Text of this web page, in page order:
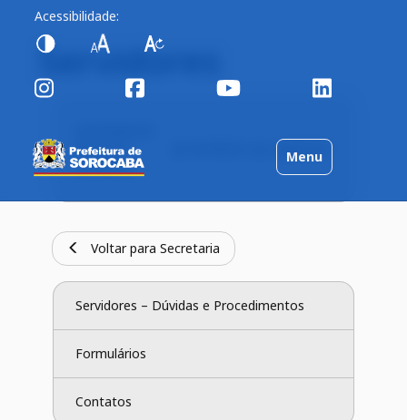
Acessibilidade:
Toggle
navigation
Menu
Servidores
Recursos
Humanos
Legislação
Voltar para Secretaria
Servidores – Dúvidas e Procedimentos
Formulários
Contatos